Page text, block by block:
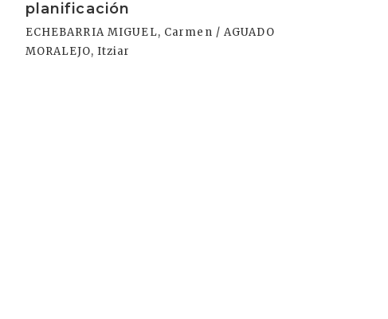
planificación
ECHEBARRIA MIGUEL, Carmen / AGUADO
MORALEJO, Itziar